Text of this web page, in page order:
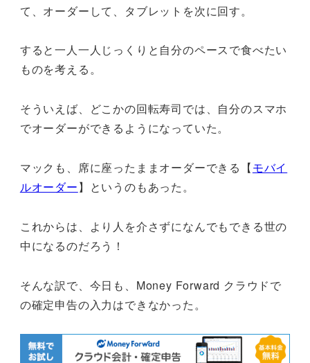
て、オーダーして、タブレットを次に回す。
すると一人一人じっくりと自分のペースで食べたい
ものを考える。
そういえば、どこかの回転寿司では、自分のスマホ
でオーダーができるようになっていた。
マックも、席に座ったままオーダーできる【モバイ
ルオーダー】というのもあった。
これからは、より人を介さずになんでもできる世の
中になるのだろう！
そんな訳で、今日も、Money Forward クラウドで
の確定申告の入力はできなかった。